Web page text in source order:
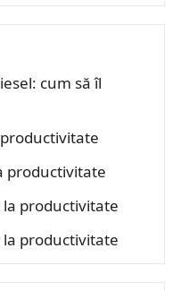
cum să îl
productivitate
la productivitate
la productivitate